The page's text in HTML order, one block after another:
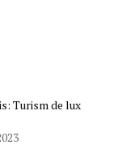
Turism de lux